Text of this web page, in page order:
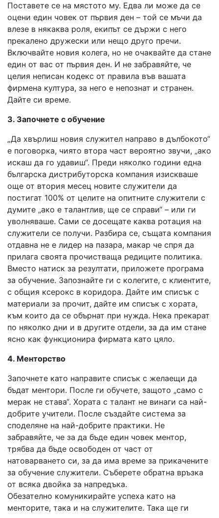
Поставете се на мястото му. Едва ли може да се
оцени един човек от първия ден – той се мъчи да
влезе в някаква роля, екипът се държи с него
прекалено дружески или нещо друго пречи.
Включвайте новия колега, но не очаквайте да стане
един от вас от първия ден. И не забравяйте, че
целия неписан кодекс от правила във вашата
фирмена култура, за него е непознат и странен.
Дайте си време.
3. Започнете с обучение
„Да хвърлиш новия служител направо в дълбокото“
е поговорка, чиято втора част вероятно звучи, „ако
искаш да го удавиш“. Преди няколко години една
българска дистрибуторска компания изискваше
още от втория месец новите служители да
постигат 100% от целите на опитните служители с
думите „ако е талантлив, ще се справи“ – или ги
уволняваше. Сами се досещате каква ротация на
служители се получи. Разбира се, същата компания
отдавна не е лидер на пазара, макар че спря да
прилага своята прочистваща редиците политика.
Вместо натиск за резултати, приложете програма
за обучение. Запознайте ги с колегите, с клиентите,
с общия ксерокс в коридора. Дайте им списък с
материали за прочит, дайте им списък с хората,
към които да се обърнат при нужда. Нека прекарат
по няколко дни и в другите отдели, за да им стане
ясно как функционира фирмата като цяло.
4. Менторство
Започнете като направите списък с желаещи да
бъдат ментори. После ги обучете, защото „само с
мерак не става“. Хората с талант не винаги са най-
добрите учители. После създайте система за
споделяне на най-добрите практики. Не
забравяйте, че за да бъде един човек ментор,
трябва да бъде освободен от част от
натоварването си, за да има време за прикачените
за обучение служители. Съберете обратна връзка
от всяка двойка за напредъка.
Обезателно комуникирайте успеха като на
менторите, така и на служителите. Така ще ги